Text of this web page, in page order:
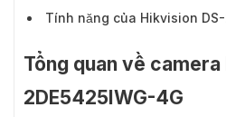
Tính năng của Hikvision
Tổng quan về
2DE5425IWG-4G